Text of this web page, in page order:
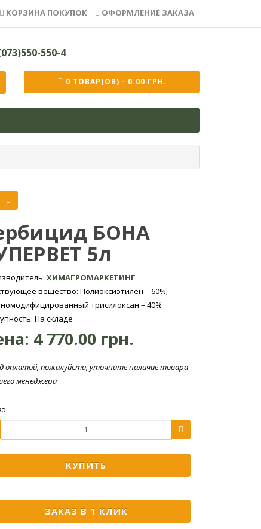
КОРЗИНА ПОКУПОК ОФОРМЛЕНИЕ ЗАКАЗА
550-4
0 ТОВАР(ОВ) - 0.00 ГРН.
БОНА
5л
ХИМАГРОМАРКЕТИНГ
вещество: Полиоксиэтилен – 60%;
трисилоксан – 40%
На складе
4 770.00 грн.
оплатой, пожалуйста, уточните наличие товара
менеджера
КУПИТЬ
ЗАКАЗ В 1 КЛИК